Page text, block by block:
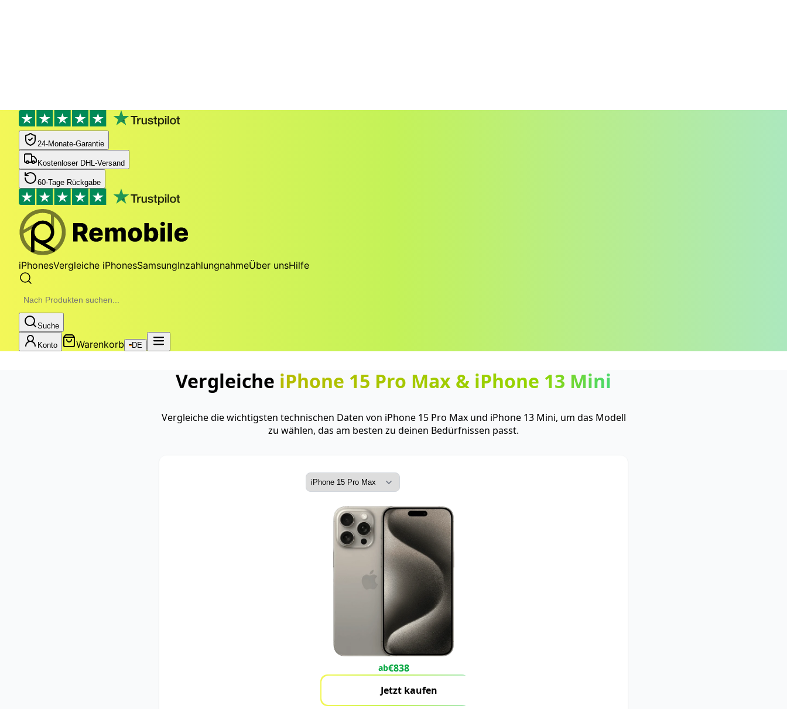
24‑Monate‑Garantie
Kostenloser DHL-Versand
60-Tage Rückgabe
iPhonesVergleiche iPhonesSamsungInzahlungnahmeÜber unsHilfe
Suche
Konto Warenkorb DE
Vergleiche iPhone 15 Pro Max & iPhone 13 Mini
Vergleiche die wichtigsten technischen Daten von iPhone 15 Pro Max und iPhone 13 Mini, um das Modell
zu wählen, das am besten zu deinen Bedürfnissen passt.
ab€838
Jetzt kaufen